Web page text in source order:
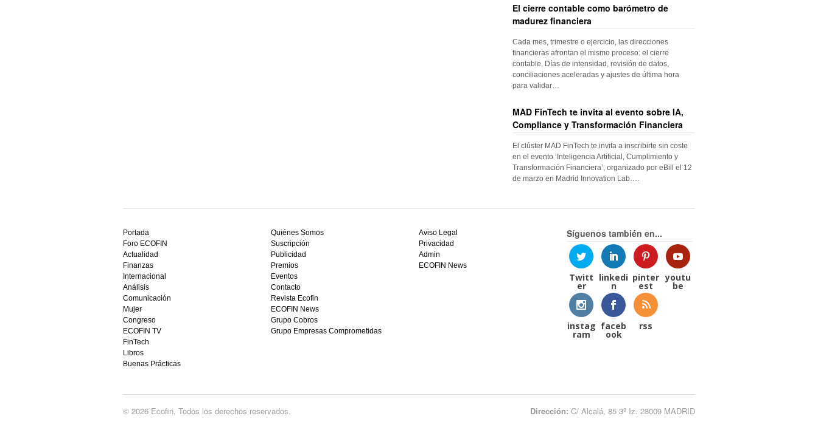
El cierre contable como barómetro de
madurez financiera
Cada mes, trimestre o ejercicio, las direcciones
financieras afrontan el mismo proceso: el cierre
contable. Días de intensidad, revisión de datos,
conciliaciones aceleradas y ajustes de última hora
para validar…
MAD FinTech te invita al evento sobre IA,
Compliance y Transformación Financiera
El clúster MAD FinTech te invita a inscribirte sin coste
en el evento ‘Inteligencia Artificial, Cumplimiento y
Transformación Financiera’, organizado por eBill el 12
de marzo en Madrid Innovation Lab….
mejor
bono
sin
depósito
casino
en
España,
visita
este
sitio
restaurantedonmauro.es
y
ganar
hoy
Portada
Foro ECOFIN
Actualidad
Finanzas
Internacional
Análisis
Comunicación
Mujer
Congreso
ECOFIN TV
FinTech
Libros
Buenas Prácticas
Quiénes Somos
Suscripción
Publicidad
Premios
Eventos
Contacto
Revista Ecofin
ECOFIN News
Grupo Cobros
Grupo Empresas Comprometidas
Aviso Legal
Privacidad
Admin
ECOFIN News
Síguenos también en...
Twitt
er
linkedi
n
pinter
est
youtu
be
instag
ram
faceb
ook
rss
© 2026 Ecofin. Todos los derechos reservados. Dirección: C/ Alcalá, 85 3º Iz. 28009 MADRID